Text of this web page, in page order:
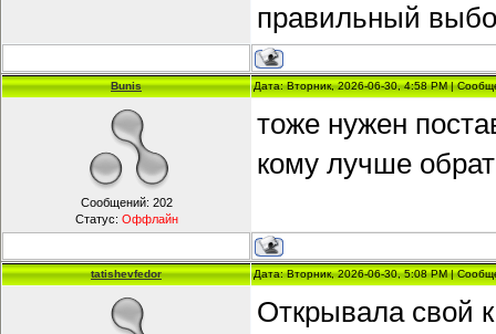
правильный
Bunis Дата: Вторник, 2026-06-30, 4:58 PM |
Сообщений: 202
Статус: Оффлайн
тоже нужен
кому лучше
tatishevfedor Дата: Вторник, 2026-06-30, 5:08 PM |
Открывала свой